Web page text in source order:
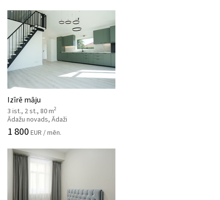
Izīrē māju
3 ist., 2 st., 80 m2
Ādažu novads, Ādaži
1 800 EUR / mēn.